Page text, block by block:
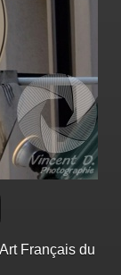
Français du